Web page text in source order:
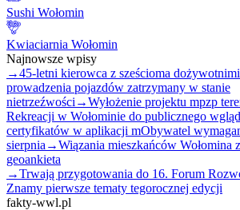
Sushi Wołomin
Kwiaciarnia Wołomin
Najnowsze wpisy
→45-letni kierowca z sześcioma
prowadzenia pojazdów zatrzymany w stanie
nietrzeźwości →Wyłożenie projektu mpzp
Rekreacji w Wołominie do publicznego
certyfikatów w aplikacji mObywatel
sierpnia →Wiązania mieszkańców Wołomina
geoankieta
→Trwają przygotowania do 16. Forum
Znamy pierwsze tematy tegorocznej edycji
fakty-wwl.pl